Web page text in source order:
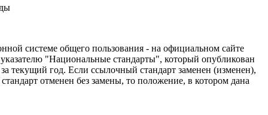
системе общего пользования - на официальном сайте
"Национальные стандарты", который опубликован
текущий год. Если ссылочный стандарт заменен (изменен),
отменен без замены, то положение, в котором дана